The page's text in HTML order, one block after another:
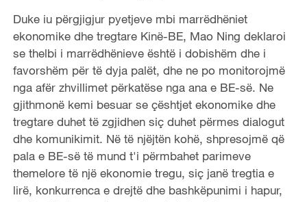
Duke iu përgjigjur pyetjeve mbi marrëdhëniet
ekonomike dhe tregtare Kinë-BE, Mao Ning deklaroi
se thelbi i marrëdhënieve është i dobishëm dhe i
favorshëm për të dyja palët, dhe ne po monitorojmë
nga afër zhvillimet përkatëse nga ana e BE-së. Ne
gjithmonë kemi besuar se çështjet ekonomike dhe
tregtare duhet të zgjidhen siç duhet përmes dialogut
dhe komunikimit. Në të njëjtën kohë, shpresojmë që
pala e BE-së të mund t'i përmbahet parimeve
themelore të një ekonomie tregu, siç janë tregtia e
lirë, konkurrenca e drejtë dhe bashkëpunimi i hapur,